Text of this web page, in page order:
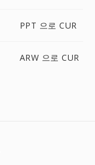
PPT 으로 CUR
ARW 으로 CUR